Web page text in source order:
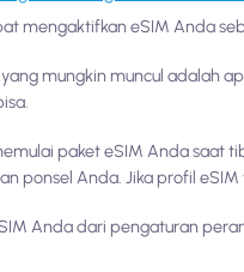
mengaktifkan eSIM Anda
mungkin muncul adalah
paket eSIM Anda saat
ponsel Anda. Jika profil
Anda dari pengaturan